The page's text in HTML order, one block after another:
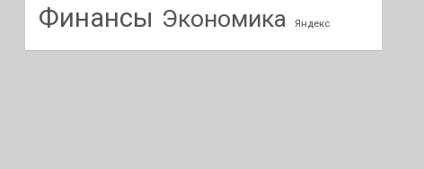
Финансы Экономика Яндекс